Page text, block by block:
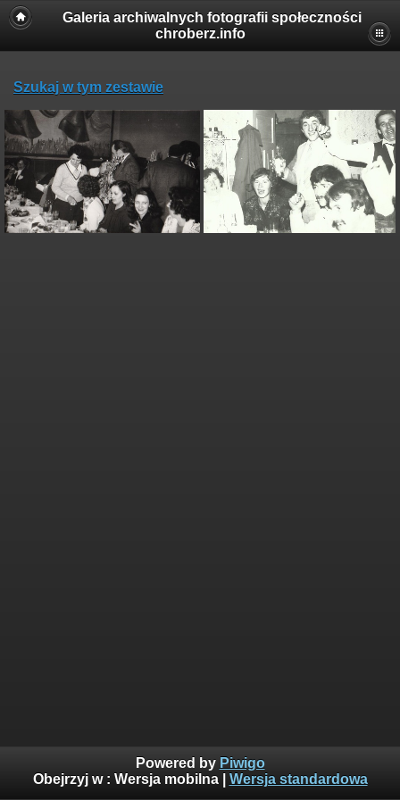
Galeria archiwalnych fotografii społeczności
chroberz.info
Szukaj w tym zestawie
Powered by Piwigo
Obejrzyj w : Wersja mobilna| Wersja standardowa